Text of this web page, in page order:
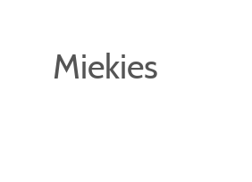
Miekies